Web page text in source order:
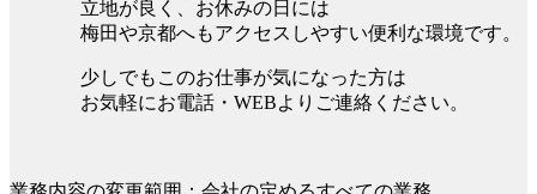
立地が良く、お休みの日には
梅田や京都へもアクセスしやすい便利な環境です。
少しでもこのお仕事が気になった方は
お気軽にお電話・WEBよりご連絡ください。